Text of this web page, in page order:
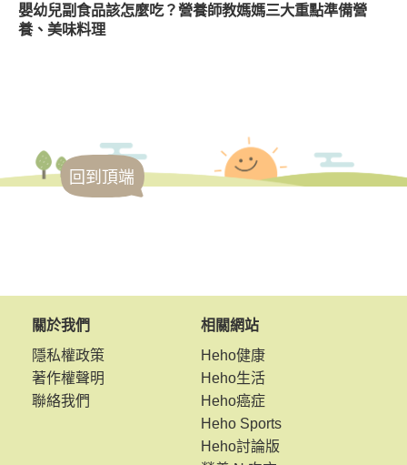
嬰幼兒副食品該怎麼吃？營養師教媽媽三大重點準備營
養、美味料理
回到頂端
關於我們
隱私權政策
著作權聲明
聯絡我們
相關網站
Heho健康
Heho生活
Heho癌症
Heho Sports
Heho討論版